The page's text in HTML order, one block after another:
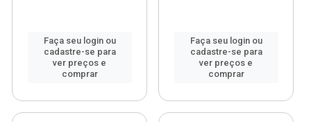
Faça seu login ou
cadastre-se para
ver preços e
comprar
Faça seu login ou
cadastre-se para
ver preços e
comprar